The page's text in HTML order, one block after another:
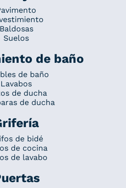
Baldosas
Suelos
de baño
de baño
Lavabos
de ducha
de ducha
de bidé
de cocina
de lavabo